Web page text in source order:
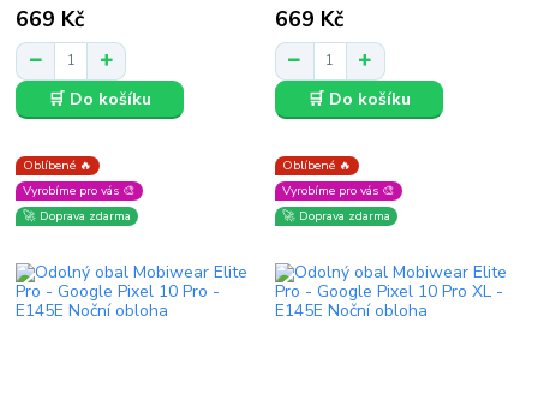
669 Kč
🛒 Do košíku
669 Kč
🛒 Do košíku
Oblíbené 🔥
Vyrobíme pro vás 🎨
🚀 Doprava zdarma
Oblíbené 🔥
Vyrobíme pro vás 🎨
🚀 Doprava zdarma